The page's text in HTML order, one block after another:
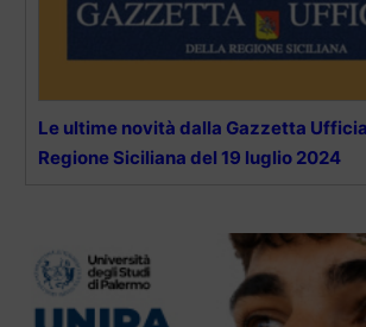
Le ultime novità dalla Gazzetta
Regione Siciliana del 19 luglio 2024